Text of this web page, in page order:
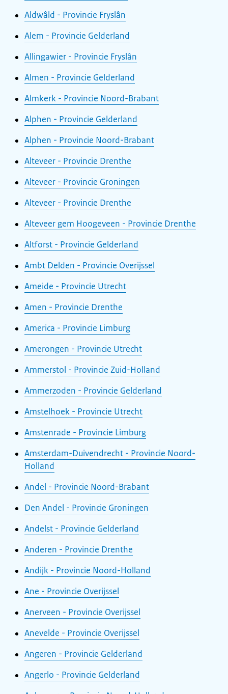
Aldwâld - Provincie Fryslân
Alem - Provincie Gelderland
Allingawier - Provincie Fryslân
Almen - Provincie Gelderland
Almkerk - Provincie Noord-Brabant
Alphen - Provincie Gelderland
Alphen - Provincie Noord-Brabant
Alteveer - Provincie Drenthe
Alteveer - Provincie Groningen
Alteveer - Provincie Drenthe
Alteveer gem Hoogeveen - Provincie Drenthe
Altforst - Provincie Gelderland
Ambt Delden - Provincie Overijssel
Ameide - Provincie Utrecht
Amen - Provincie Drenthe
America - Provincie Limburg
Amerongen - Provincie Utrecht
Ammerstol - Provincie Zuid-Holland
Ammerzoden - Provincie Gelderland
Amstelhoek - Provincie Utrecht
Amstenrade - Provincie Limburg
Amsterdam-Duivendrecht - Provincie Noord-
Holland
Andel - Provincie Noord-Brabant
Den Andel - Provincie Groningen
Andelst - Provincie Gelderland
Anderen - Provincie Drenthe
Andijk - Provincie Noord-Holland
Ane - Provincie Overijssel
Anerveen - Provincie Overijssel
Anevelde - Provincie Overijssel
Angeren - Provincie Gelderland
Angerlo - Provincie Gelderland